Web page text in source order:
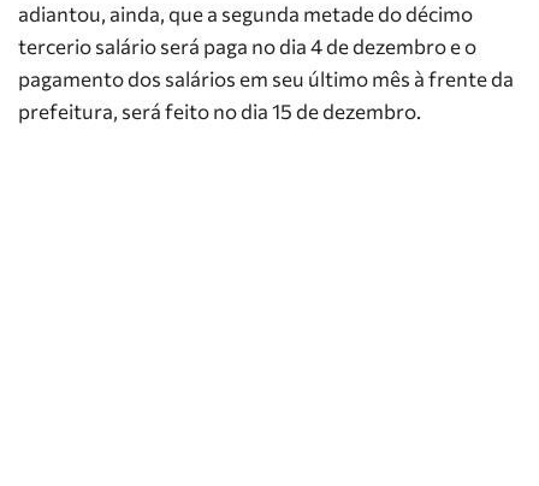
adiantou, ainda, que a segunda metade do décimo
tercerio salário será paga no dia 4 de dezembro e o
pagamento dos salários em seu último mês à frente da
prefeitura, será feito no dia 15 de dezembro.